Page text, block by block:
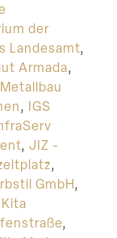
der
Landesamt,
Armada,
, IGS
, JIZ -
,
GmbH,
,